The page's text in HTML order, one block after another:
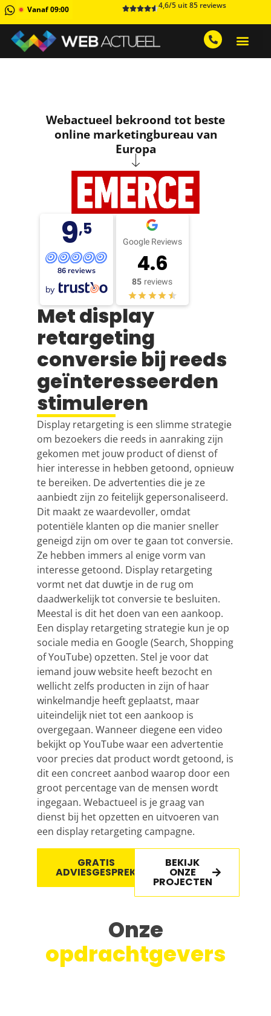
Vanaf 09:00 4,6/5 uit 85 reviews
Met display
retargeting
conversie bij reeds
geïnteresseerden
stimuleren
Display retargeting is een slimme strategie
om bezoekers die reeds in aanraking zijn
gekomen met jouw product of dienst of
hier interesse in hebben getoond, opnieuw
te bereiken. De advertenties die je ze
aanbiedt zijn zo feitelijk gepersonaliseerd.
Dit maakt ze waardevoller, omdat
potentiële klanten op die manier sneller
geneigd zijn om over te gaan tot conversie.
Ze hebben immers al enige vorm van
interesse getoond. Display retargeting
vormt net dat duwtje in de rug om
daadwerkelijk tot conversie te besluiten.
Meestal is dit het doen van een aankoop.
Een display retargeting strategie kun je op
sociale media en Google (Search, Shopping
of YouTube) opzetten. Stel je voor dat
iemand jouw website heeft bezocht en
wellicht zelfs producten in zijn of haar
winkelmandje heeft geplaatst, maar
uiteindelijk niet tot een aankoop is
overgegaan. Wanneer diegene een video
bekijkt op YouTube waar een advertentie
voor precies dat product wordt getoond, is
dit een concreet aanbod waarop door een
groot percentage van de mensen wordt
ingegaan. Webactueel is je graag van
dienst bij het opzetten en uitvoeren van
een display retargeting campagne.
GRATIS
ADVIESGESPREK
BEKIJK
ONZE
PROJECTEN
Webactueel bekroond tot beste
online marketingbureau van
Europa
9,5
86 reviews
by
Google Reviews
4.6
85 reviews
Onze
opdrachtgevers